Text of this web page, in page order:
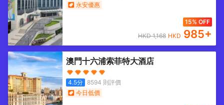
永安優惠
15% OFF
HKD1,168 HKD 985+
澳門十六浦索菲特大酒店
4.5分 8594 則評價
今日低價